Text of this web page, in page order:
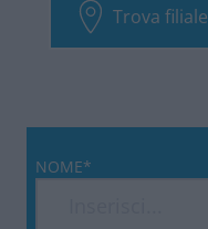
Trova filiale
NOME*